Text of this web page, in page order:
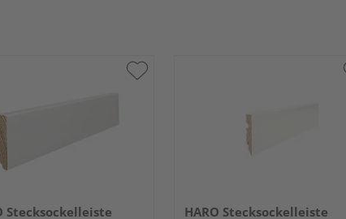
Stecksockelleiste
HARO Stecksockelleiste